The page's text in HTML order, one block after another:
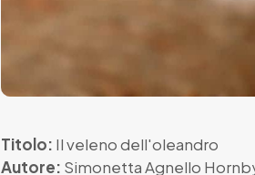
Titolo: Il veleno dell'oleandro
Autore: Simonetta Agnello